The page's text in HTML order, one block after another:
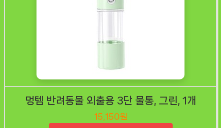
멍템 반려동물 외출용 3단 물통, 그린, 1개
15,150원